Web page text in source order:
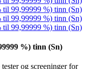
%) tinn (Sn)
og screeninger for